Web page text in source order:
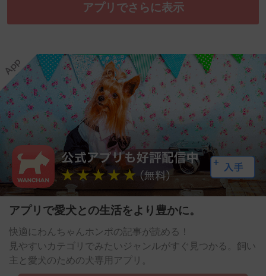
アプリでさらに表示
アプリで愛犬との生活をより豊かに。
快適にわんちゃんホンポの記事が読める！
見やすいカテゴリでみたいジャンルがすぐ見つかる。飼い
主と愛犬のための犬専用アプリ。